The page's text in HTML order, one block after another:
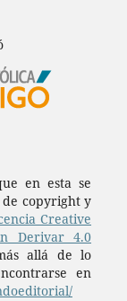
en esta se
de copyright y
Creative
Derivar 4.0
allá de lo
en